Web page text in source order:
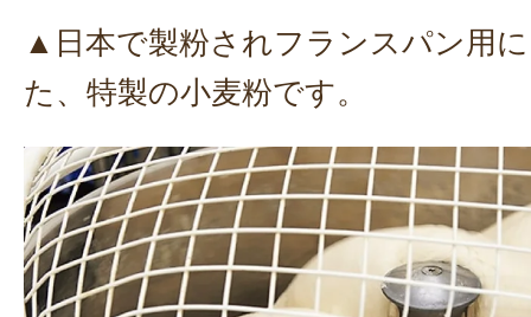
▲日本で製粉されフランスパン用
た、特製の小麦粉です。